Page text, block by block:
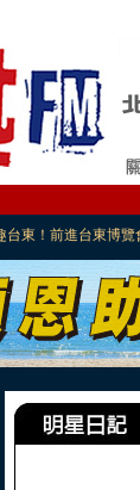
台東！前進台東博覽